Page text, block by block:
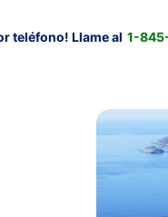
teléfono! Llame al 1-